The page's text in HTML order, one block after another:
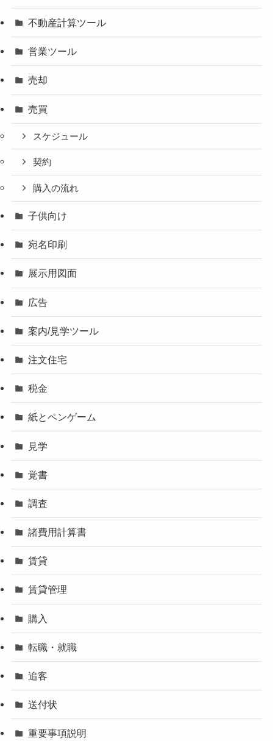
不動産計算ツール
営業ツール
売却
売買
スケジュール
契約
購入の流れ
子供向け
宛名印刷
展示用図面
広告
案内/見学ツール
注文住宅
税金
紙とペンゲーム
見学
覚書
調査
諸費用計算書
賃貸
賃貸管理
購入
転職・就職
追客
送付状
重要事項説明